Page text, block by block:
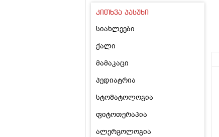
კითხვა პასუხი
სიახლეები
ქალი
მამაკაცი
პედიატრია
სტომატოლოგია
ფიტოთერაპია
ალერგოლოგია